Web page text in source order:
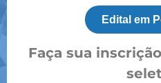
Edital em
Faça sua